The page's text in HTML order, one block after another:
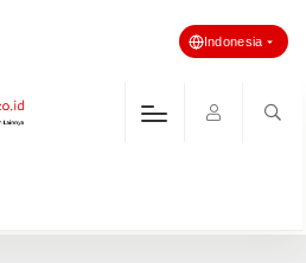
Indonesia